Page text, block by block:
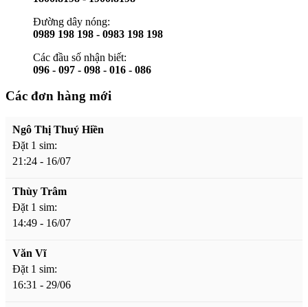
Đường dây nóng:
0989 198 198 - 0983 198 198
Các đầu số nhận biết:
096 - 097 - 098 - 016 - 086
Các đơn hàng mới
Ngô Thị Thuý Hiền
Đặt 1 sim:
21:24 - 16/07
Thùy Trâm
Đặt 1 sim:
14:49 - 16/07
Văn Vĩ
Đặt 1 sim:
16:31 - 29/06